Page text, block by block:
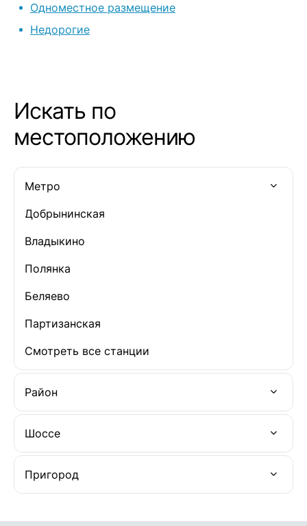
Одноместное размещение
Недорогие
Искать по
местоположению
Метро
Добрынинская
Владыкино
Полянка
Беляево
Партизанская
Смотреть все станции
Район
Шоссе
Пригород